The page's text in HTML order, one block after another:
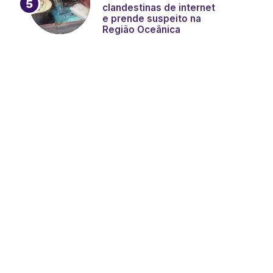
clandestinas de internet
e prende suspeito na
Região Oceânica